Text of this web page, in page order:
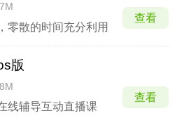
零散的时间充分利用
查看
版
线辅导互动直播课
查看